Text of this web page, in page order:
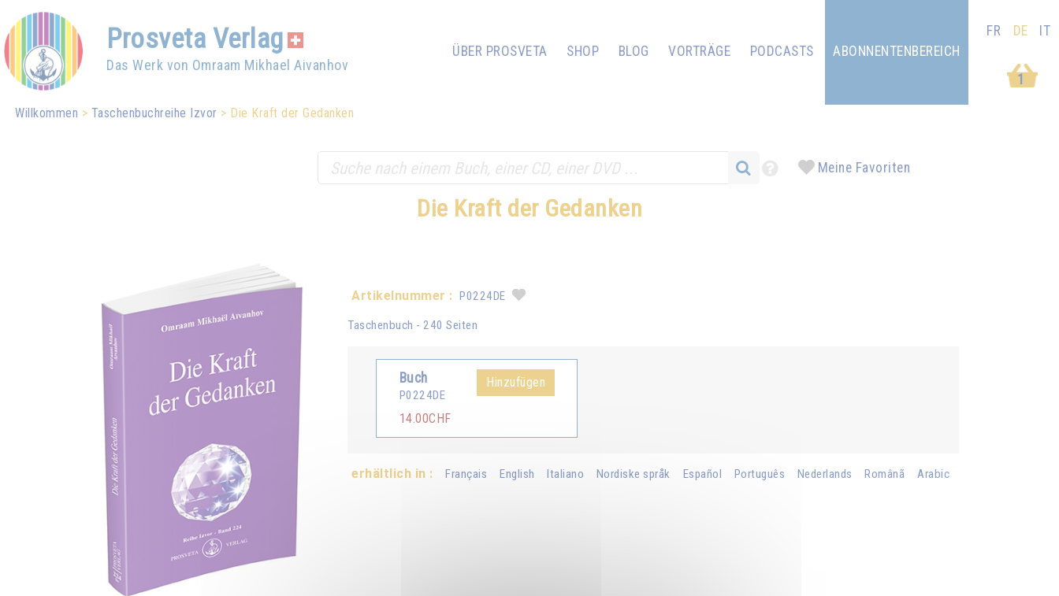
Prosveta Verlag
Das Werk von Omraam Mikhael Aivanhov
ÜBER PROSVETA SHOP BLOG VORTRÄGE
PODCASTS
1
ABONNENTENBEREICH
FR DE IT
Willkommen Taschenbuchreihe Izvor Die Kraft der Gedanken
Meine Favoriten
Die Kraft der Gedanken
Artikelnummer : P0224DE
Taschenbuch - 240 Seiten
Buch
P0224DE
14.00CHF
Hinzufügen
erhältlich in : Français English Italiano Nordiske språk Español Português Nederlands Românã Arabic